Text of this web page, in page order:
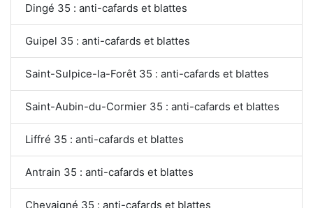
Dingé 35 : anti-cafards et blattes
Guipel 35 : anti-cafards et blattes
Saint-Sulpice-la-Forêt 35 : anti-cafards et blattes
Saint-Aubin-du-Cormier 35 : anti-cafards et blattes
Liffré 35 : anti-cafards et blattes
Antrain 35 : anti-cafards et blattes
Chevaigné 35 : anti-cafards et blattes